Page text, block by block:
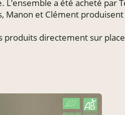
L’ensemble a été acheté
et Clément
produits directement sur
CERTIFIÉ PAR FR-BIO-12
AGRICULTURE FRANCE